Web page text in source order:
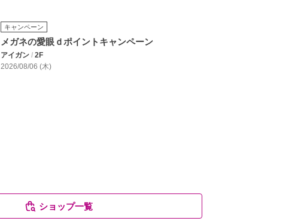
キャンペーン
メガネの愛眼ｄポイントキャンペーン
アイガン / 2F
2026/08/06 (木)
ショップ一覧